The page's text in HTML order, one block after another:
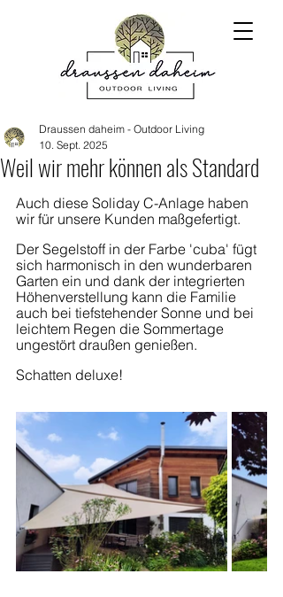
Weil wir mehr können als Standard
Draussen daheim - Outdoor Living
10. Sept. 2025
Auch diese Soliday C-Anlage haben
wir für unsere Kunden maßgefertigt.
Der Segelstoff in der Farbe 'cuba' fügt
sich harmonisch in den wunderbaren
Garten ein und dank der integrierten
Höhenverstellung kann die Familie
auch bei tiefstehender Sonne und bei
leichtem Regen die Sommertage
ungestört draußen genießen.
Schatten deluxe!